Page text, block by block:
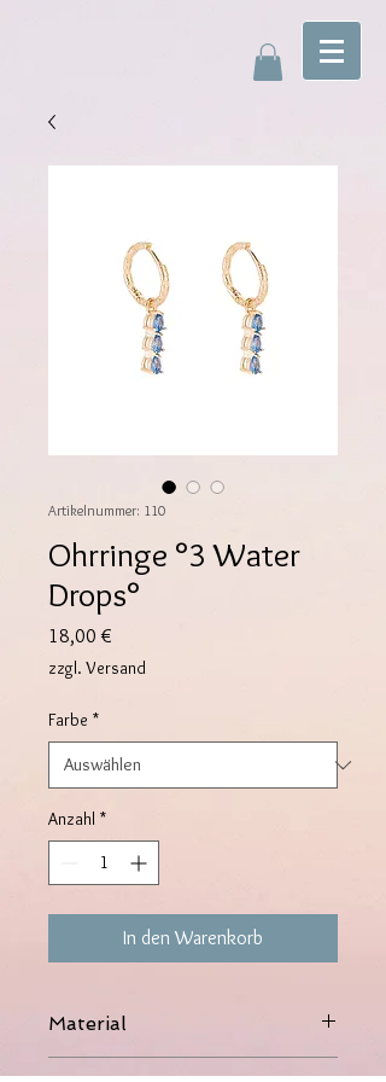
Artikelnummer: 110
Ohrringe °3 Water
Drops°
18,00 €
zzgl. Versand
Farbe *
Anzahl *
In den Warenkorb
Material